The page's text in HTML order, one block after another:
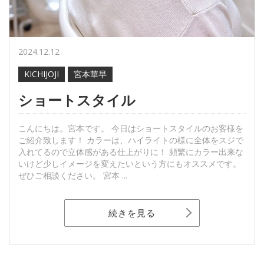
2024.12.12
KICHIJOJI
宮本華早
ショートスタイル
こんにちは。宮本です。 今日はショートスタイルのお客様を
ご紹介致します！ カラーは、ハイライトの様に全体をスジで
入れてるので立体感がある仕上がりに！ 頻繁にカラー出来な
いけど少しイメージを変えたいという方にもオススメです。
ぜひご相談ください。 宮本 ...
続きを見る